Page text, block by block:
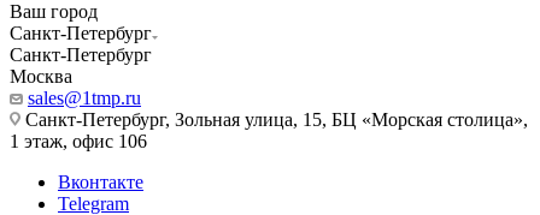
Ваш город
Санкт-Петербург
Санкт-Петербург
Москва
sales@1tmp.ru
Санкт-Петербург, Зольная улица, 15, БЦ «Морская столица»,
1 этаж, офис 106
Вконтакте
Telegram